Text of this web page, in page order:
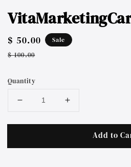
Sale
price
$ 50.00
Regular
$ 100.00
Sale
Quantity
Add to